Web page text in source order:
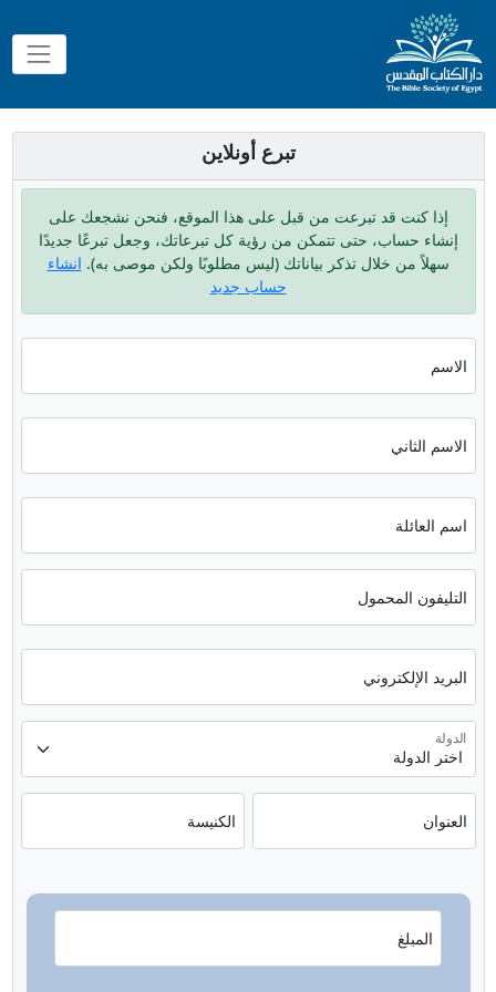
تبرع أونلاين
إذا كنت قد تبرعت من قبل على هذا الموقع، فنحن نشجعك على
إنشاء حساب، حتى تتمكن من رؤية كل تبرعاتك، وجعل تبرعًا جديدًا
سهلاً من خلال تذكر بياناتك (ليس مطلوبًا ولكن موصى به). انشاء
حساب جديد
الاسم
الاسم الثاني
اسم العائلة
التليفون المحمول
البريد الإلكتروني
الدولة
العنوان الكنيسة
المبلغ